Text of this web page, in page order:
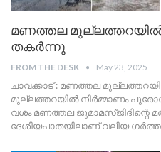
മണത്തല മുല്ലത്തറയിൽ
തകർന്നു
FROM THE DESK May 23, 2025
ചാവക്കാട് : മണത്തല
മുല്ലത്തറയിൽ നിർമ്മാണം
വശം മണത്തല ജുമാമസ്‌ജിദിന്റെ
ദേശീയപാതയിലാണ് വലിയ